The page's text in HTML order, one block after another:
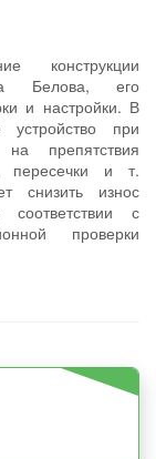
конструкции
Белова, его
и настройки. В
устройство при
препятствия
пересечки и т.
снизить износ
с
проверки